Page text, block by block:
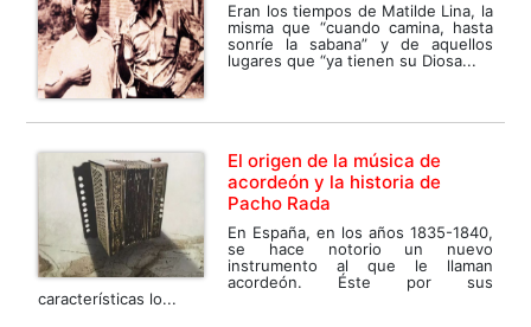
Eran los tiempos de Matilde Lina, la
misma que “cuando camina, hasta
sonríe la sabana” y de aquellos
lugares que “ya tienen su Diosa...
El origen de la música de
acordeón y la historia de
Pacho Rada
En España, en los años 1835-1840,
se hace notorio un nuevo
instrumento al que le llaman
acordeón. Éste por sus
características lo...